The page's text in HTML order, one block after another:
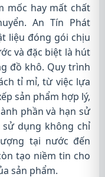
mốc hay mất chất
An Tín Phát
liệu đóng gói chịu
và đặc biệt là hút
đồ khô. Quy trình
tỉ mỉ, từ việc lựa
sản phẩm hợp lý,
phần và hạn sử
dụng không chỉ
tại nước đến
tạo niềm tin cho
sản phẩm.